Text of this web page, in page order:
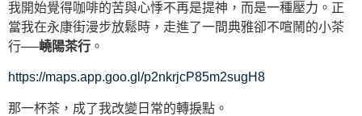
我開始覺得咖啡的苦與心悸不再是提神，而是一種壓力。正
當我在永康街漫步放鬆時，走進了一間典雅卻不喧鬧的小茶
行──嶢陽茶行 。
https://maps.app.goo.gl/p2nkrjcP85m2sugH8
那一杯茶，成了我改變日常的轉捩點。